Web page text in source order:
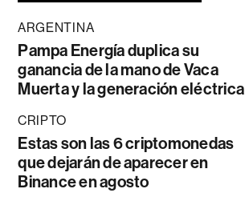
ARGENTINA
Pampa Energía duplica su
ganancia de la mano de Vaca
Muerta y la generación eléctrica
CRIPTO
Estas son las 6 criptomonedas
que dejarán de aparecer en
Binance en agosto